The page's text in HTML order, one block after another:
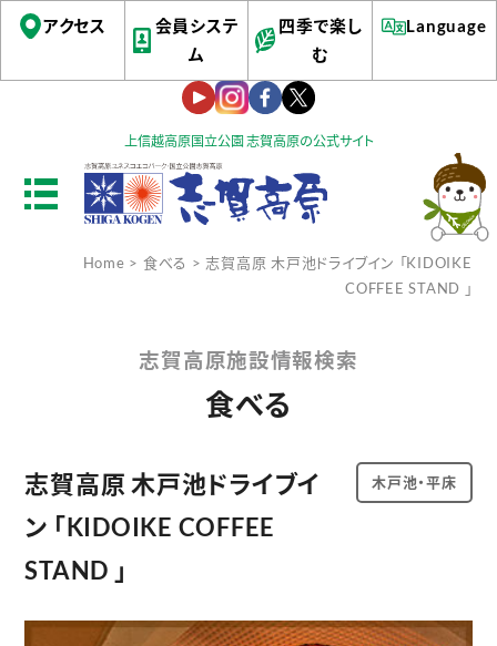
上信越高原国立公園 志賀高原の公式サイト
アクセス
会員システ
ム
四季で楽し
む
Language
Home > 食べる > 志賀高原 木戸池ドライブイン 「KIDOIKE
COFFEE STAND 」
志賀高原施設情報検索
食べる
志賀高原 木戸池ドライブイ
ン 「KIDOIKE COFFEE
STAND 」
木戸池・平床